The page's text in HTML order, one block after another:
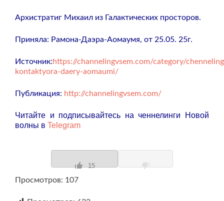
Архистратиг Михаил из Галактических просторов.
Приняла: Рамона-Даэра-Аомаумя, от 25.05. 25г.
Источник:https://channelingvsem.com/category/
kontaktyora-daery-aomaumi/
Публикация: http://channelingvsem.com/
Читайте и подписывайтесь на ченнелинги Новой
волны в Telegram
15
Просмотров: 107